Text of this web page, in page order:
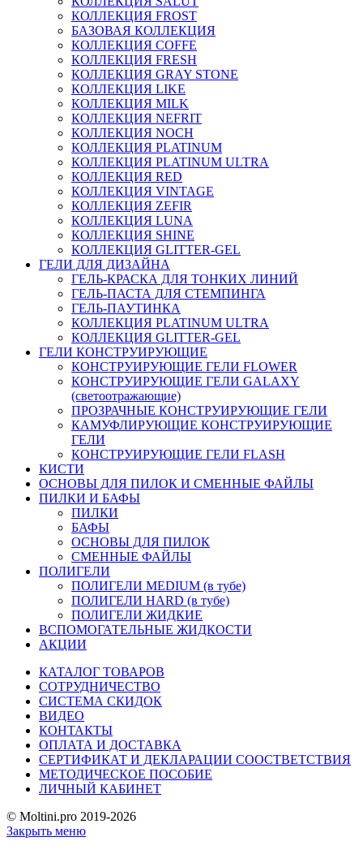
КОЛЛЕКЦИЯ FROST
БАЗОВАЯ КОЛЛЕКЦИЯ
КОЛЛЕКЦИЯ COFFE
КОЛЛЕКЦИЯ FRESH
КОЛЛЕКЦИЯ GRAY STONE
КОЛЛЕКЦИЯ LIKE
КОЛЛЕКЦИЯ MILK
КОЛЛЕКЦИЯ NEFRIT
КОЛЛЕКЦИЯ NOCH
КОЛЛЕКЦИЯ PLATINUM
КОЛЛЕКЦИЯ PLATINUM ULTRA
КОЛЛЕКЦИЯ RED
КОЛЛЕКЦИЯ VINTAGE
КОЛЛЕКЦИЯ ZEFIR
КОЛЛЕКЦИЯ LUNA
КОЛЛЕКЦИЯ SHINE
КОЛЛЕКЦИЯ GLITTER-GEL
ГЕЛИ ДЛЯ ДИЗАЙНА
ГЕЛЬ-КРАСКА ДЛЯ ТОНКИХ ЛИНИЙ
ГЕЛЬ-ПАСТА ДЛЯ СТЕМПИНГА
ГЕЛЬ-ПАУТИНКА
КОЛЛЕКЦИЯ PLATINUM ULTRA
КОЛЛЕКЦИЯ GLITTER-GEL
ГЕЛИ КОНСТРУИРУЮЩИЕ
КОНСТРУИРУЮЩИЕ ГЕЛИ FLOWER
КОНСТРУИРУЮЩИЕ ГЕЛИ GALAXY
(светоотражающие)
ПРОЗРАЧНЫЕ КОНСТРУИРУЮЩИЕ ГЕЛИ
КАМУФЛИРУЮЩИЕ КОНСТРУИРУЮЩИЕ
ГЕЛИ
КОНСТРУИРУЮЩИЕ ГЕЛИ FLASH
КИСТИ
ОСНОВЫ ДЛЯ ПИЛОК И СМЕННЫЕ ФАЙЛЫ
ПИЛКИ И БАФЫ
ПИЛКИ
БАФЫ
ОСНОВЫ ДЛЯ ПИЛОК
СМЕННЫЕ ФАЙЛЫ
ПОЛИГЕЛИ
ПОЛИГЕЛИ MEDIUM (в тубе)
ПОЛИГЕЛИ HARD (в тубе)
ПОЛИГЕЛИ ЖИДКИЕ
ВСПОМОГАТЕЛЬНЫЕ ЖИДКОСТИ
АКЦИИ
КАТАЛОГ ТОВАРОВ
СОТРУДНИЧЕСТВО
СИСТЕМА СКИДОК
ВИДЕО
КОНТАКТЫ
ОПЛАТА И ДОСТАВКА
СЕРТИФИКАТ И ДЕКЛАРАЦИИ СООСТВЕТСТВИЯ
МЕТОДИЧЕСКОЕ ПОСОБИЕ
ЛИЧНЫЙ КАБИНЕТ
© Moltini.pro 2019-2026
Закрыть меню